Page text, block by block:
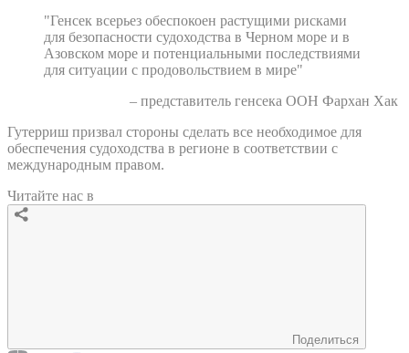
"Генсек всерьез обеспокоен растущими рисками
для безопасности судоходства в Черном море и в
Азовском море и потенциальными последствиями
для ситуации с продовольствием в мире"
– представитель генсека ООН Фархан Хак
Гутерриш призвал стороны сделать все необходимое для
обеспечения судоходства в регионе в соответствии с
международным правом.
Читайте нас в
Поделиться